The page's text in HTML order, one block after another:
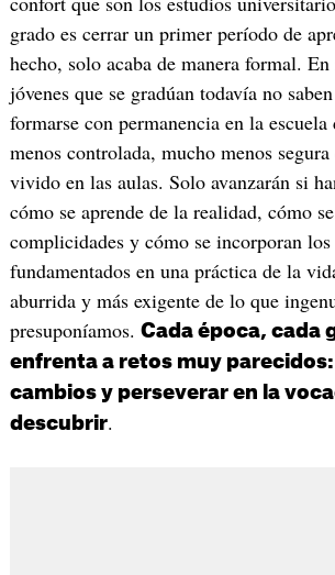
grado es cerrar un primer período de
hecho, solo acaba de manera formal.
jóvenes que se gradúan todavía no
formarse con permanencia en la
menos controlada, mucho menos
vivido en las aulas. Solo avanzarán si
cómo se aprende de la realidad, cómo
complicidades y cómo se incorporan
fundamentados en una práctica de la
aburrida y más exigente de lo que
presuponíamos. Cada época, cada
enfrenta a retos muy
cambios y perseverar en la
descubrir.